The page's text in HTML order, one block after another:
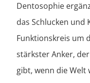
Dentosophie
das Schlucken und
Funktionskreis um
stärkster Anker,
gibt, wenn die Welt